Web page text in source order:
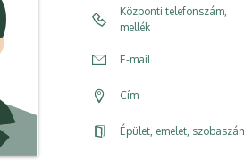
Központi telefonszám,
mellék
E-mail
Cím
Épület, emelet,